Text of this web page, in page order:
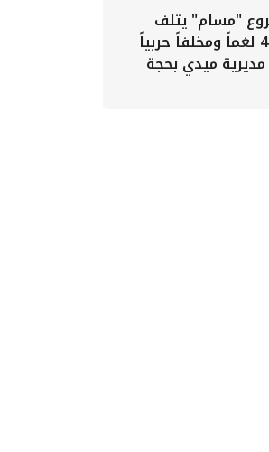
"مسام" يتلف
4141 لغماً ومخلفاً حربياً
ميدي بحجة